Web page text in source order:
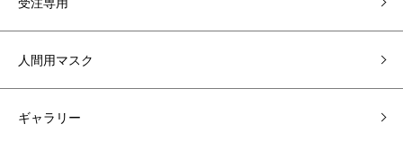
人間用マスク
ギャラリー